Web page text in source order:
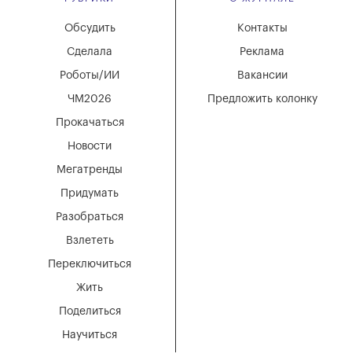
Мегатренды
Придумать
Разобраться
Взлететь
Новости
Переключиться
Жить
Поделиться
Научиться
Обсудить
Сделала
Роботы/ИИ
ЧМ2026
Прокачаться
Вакансии
Реклама
Контакты
Предложить колонку